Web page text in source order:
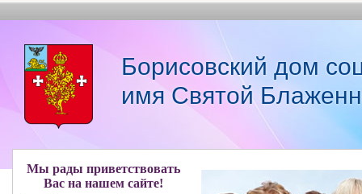
Борисовский дом
имя Святой
Мы рады приветствовать
Вас на нашем сайте!